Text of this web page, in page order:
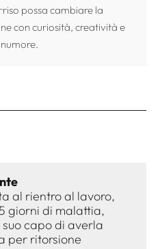
possa cambiare la
con curiosità, creatività e
al rientro al lavoro,
giorni di malattia,
capo di averla
per ritorsione